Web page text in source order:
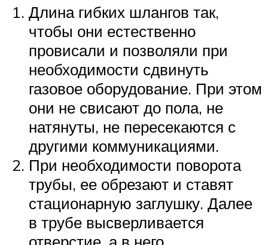
Длина гибких шлангов так,
чтобы они естественно
провисали и позволяли при
необходимости сдвинуть
газовое оборудование. При этом
они не свисают до пола, не
натянуты, не пересекаются с
другими коммуникациями.
При необходимости поворота
трубы, ее обрезают и ставят
стационарную заглушку. Далее
в трубе высверливается